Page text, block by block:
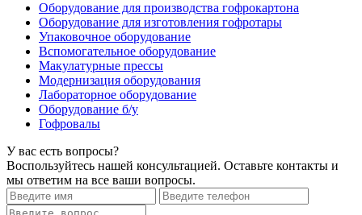
Оборудование для производства гофрокартона
Оборудование для изготовления гофротары
Упаковочное оборудование
Вспомогательное оборудование
Макулатурные прессы
Модернизация оборудования
Лабораторное оборудование
Оборудование б/у
Гофровалы
У вас есть вопросы?
Воспользуйтесь нашей консультацией. Оставьте контакты и
мы ответим на все ваши вопросы.